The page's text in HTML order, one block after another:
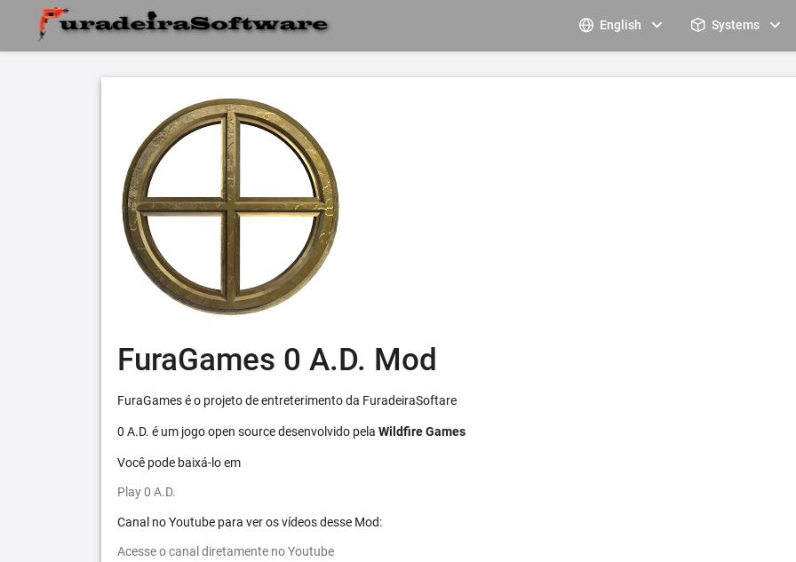
English Systems
FuraGames 0 A.D. Mod
FuraGames é o projeto de entreterimento da FuradeiraSoftare
0 A.D. é um jogo open source desenvolvido pela Wildfire Games
Você pode baixá-lo em
Play 0 A.D.
Canal no Youtube para ver os vídeos desse Mod:
Acesse o canal diretamente no Youtube